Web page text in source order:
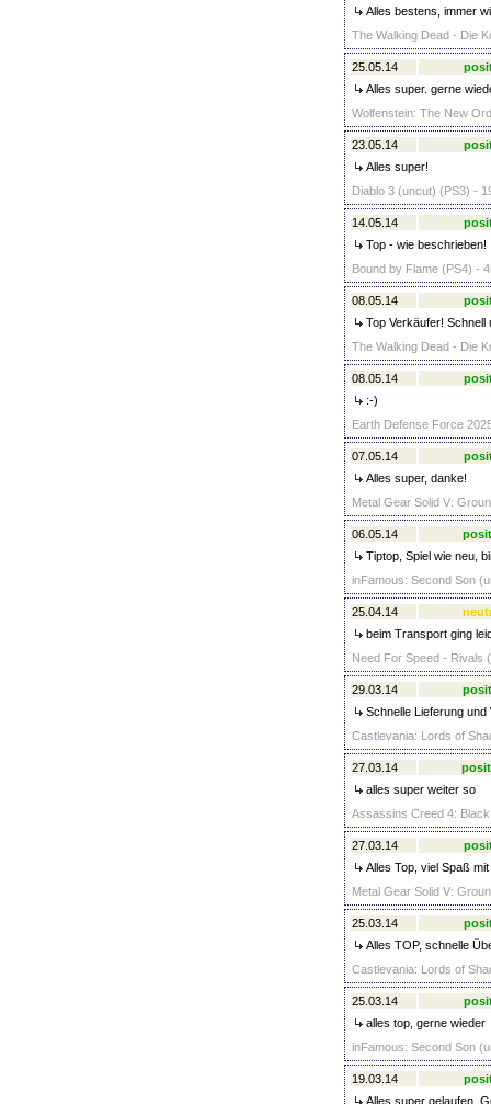
Alles bestens, immer
The Walking Dead - Die
25.05.14
Alles super. gerne
Wolfenstein: The New
23.05.14
Alles super!
Diablo 3 (uncut) (PS3) -
14.05.14
Top - wie beschrieben!
Bound by Flame (PS4) -
08.05.14
Top Verkäufer!
The Walking Dead - Die
08.05.14
:-)
Earth Defense Force
07.05.14
Alles super, danke!
Metal Gear Solid V:
06.05.14
Tiptop, Spiel wie neu,
inFamous: Second Son
25.04.14
beim Transport ging
Need For Speed - Rivals
29.03.14
Schnelle Lieferung
Castlevania: Lords of
27.03.14
alles super weiter so
Assassins Creed 4:
27.03.14
Alles Top, viel Spaß
Metal Gear Solid V:
25.03.14
Alles TOP, schnelle
Castlevania: Lords of
25.03.14
alles top, gerne wieder
inFamous: Second Son
19.03.14
Alles super gelaufen.